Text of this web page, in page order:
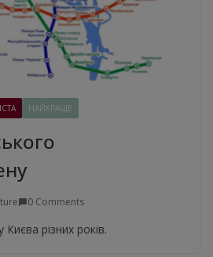
НАЙКРАЩЕ
0 Comments
різних років.